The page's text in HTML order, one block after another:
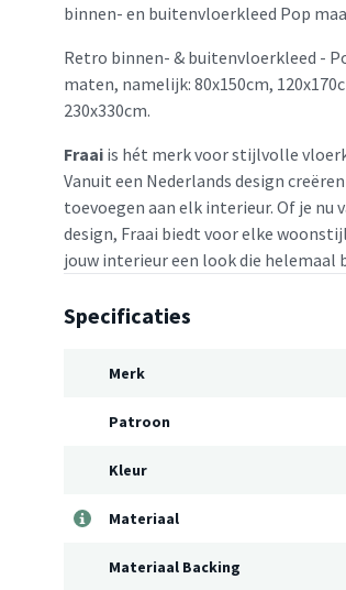
binnen- en buitenvloerkleed Pop
Retro binnen- & buitenvloerkleed -
maten, namelijk: 80x150cm,
230x330cm.
Fraai is hét merk voor stijlvolle
Vanuit een Nederlands design
toevoegen aan elk interieur. Of je
design, Fraai biedt voor elke
jouw interieur een look die helemaal
Specificaties
Merk
Patroon
Kleur
Materiaal
Materiaal Backing